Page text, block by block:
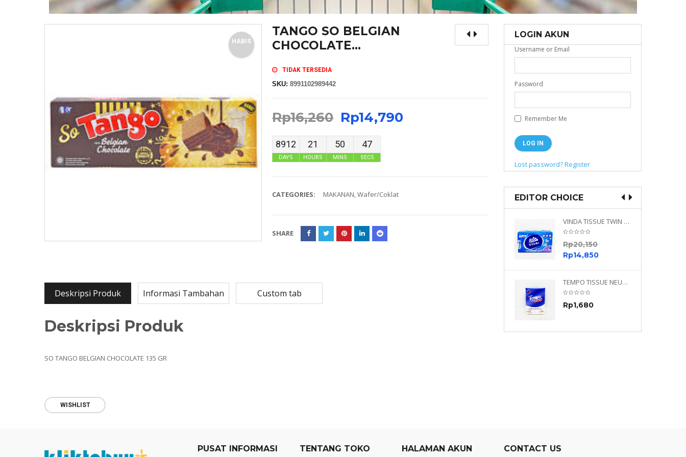
HABIS
TANGO SO BELGIAN
CHOCOLATE...
TIDAK TERSEDIA
SKU:8991102989442
Rp16,260 Rp14,790
8912
DAYS
21
HOURS
50
MINS
47
SECS
CATEGORIES: MAKANAN,Wafer/Coklat
SHARE
Deskripsi Produk Informasi Tambahan Custom tab
Deskripsi Produk
SO TANGO BELGIAN CHOCOLATE 135 GR
WISHLIST
LOGIN AKUN
Username or Email
Password
Remember Me
Lost password?Register
EDITOR CHOICE
108,780
Rp93,850
VINDA TISSUE TWIN PACK 2 X 330 S
Rp20,150
Rp14,850
TEMPO TISSUE NEUTRAL PETIT 4PLY
Rp1,680
PUSAT INFORMASI TENTANG TOKO HALAMAN AKUN CONTACT US